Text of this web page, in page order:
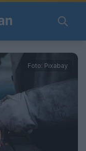
Foto: Pixabay